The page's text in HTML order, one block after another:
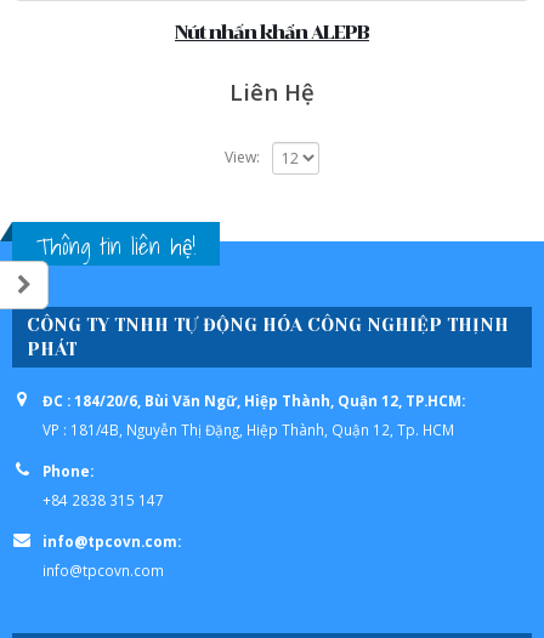
Nút nhấn khẩn ALEPB
Liên Hệ
View:
Thông tin liên hệ!
CÔNG TY TNHH TỰ ĐỘNG HÓA CÔNG NGHIỆP THỊNH
PHÁT
ĐC : 184/20/6, Bùi Văn Ngữ, Hiệp Thành, Quận 12, TP.HCM:
VP : 181/4B, Nguyễn Thị Đặng, Hiệp Thành, Quận 12, Tp. HCM
Phone:
+84 2838 315 147
info@tpcovn.com:
info@tpcovn.com